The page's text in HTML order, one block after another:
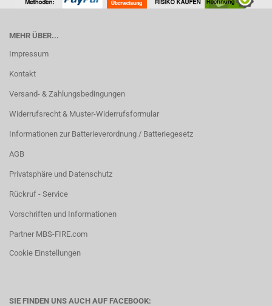
MEHR ÜBER...
Impressum
Kontakt
Versand- & Zahlungsbedingungen
Widerrufsrecht & Muster-Widerrufsformular
Informationen zur Batterieverordnung / Batteriegesetz
AGB
Privatsphäre und Datenschutz
Rückruf - Service
Vorschriften und Informationen
Partner MBS-FIRE.com
Cookie Einstellungen
SIE FINDEN UNS AUCH AUF FACEBOOK: